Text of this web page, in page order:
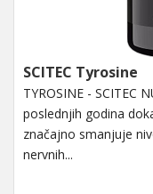
SCITEC Tyrosine
TYROSINE - SCITEC
poslednjih godina
značajno smanjuje
nervnih...